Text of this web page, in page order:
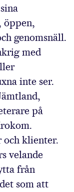
öppen,
genomsnäll.
med
inte ser.
på
och klienter.
velande
från
som att